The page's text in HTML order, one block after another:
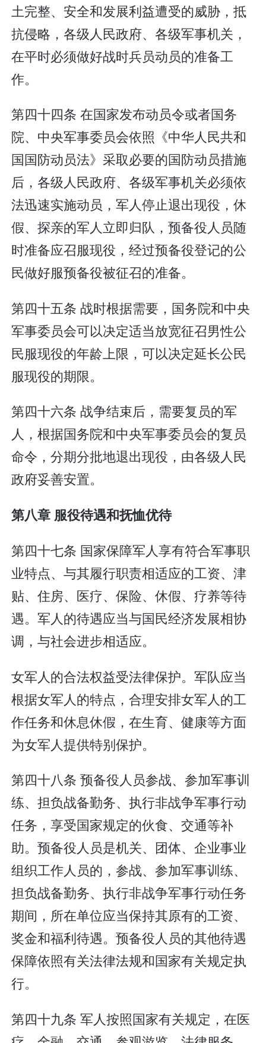
土完整、安全和发展利益遭受的威胁，抵
抗侵略，各级人民政府、各级军事机关，
在平时必须做好战时兵员动员的准备工
作。
第四十四条 在国家发布动员令或者国务
院、中央军事委员会依照《中华人民共和
国国防动员法》采取必要的国防动员措施
后，各级人民政府、各级军事机关必须依
法迅速实施动员，军人停止退出现役，休
假、探亲的军人立即归队，预备役人员随
时准备应召服现役，经过预备役登记的公
民做好服预备役被征召的准备。
第四十五条 战时根据需要，国务院和中央
军事委员会可以决定适当放宽征召男性公
民服现役的年龄上限，可以决定延长公民
服现役的期限。
第四十六条 战争结束后，需要复员的军
人，根据国务院和中央军事委员会的复员
命令，分期分批地退出现役，由各级人民
政府妥善安置。
第八章 服役待遇和抚恤优待
第四十七条 国家保障军人享有符合军事职
业特点、与其履行职责相适应的工资、津
贴、住房、医疗、保险、休假、疗养等待
遇。军人的待遇应当与国民经济发展相协
调，与社会进步相适应。
女军人的合法权益受法律保护。军队应当
根据女军人的特点，合理安排女军人的工
作任务和休息休假，在生育、健康等方面
为女军人提供特别保护。
第四十八条 预备役人员参战、参加军事训
练、担负战备勤务、执行非战争军事行动
任务，享受国家规定的伙食、交通等补
助。预备役人员是机关、团体、企业事业
组织工作人员的，参战、参加军事训练、
担负战备勤务、执行非战争军事行动任务
期间，所在单位应当保持其原有的工资、
奖金和福利待遇。预备役人员的其他待遇
保障依照有关法律法规和国家有关规定执
行。
第四十九条 军人按照国家有关规定，在医